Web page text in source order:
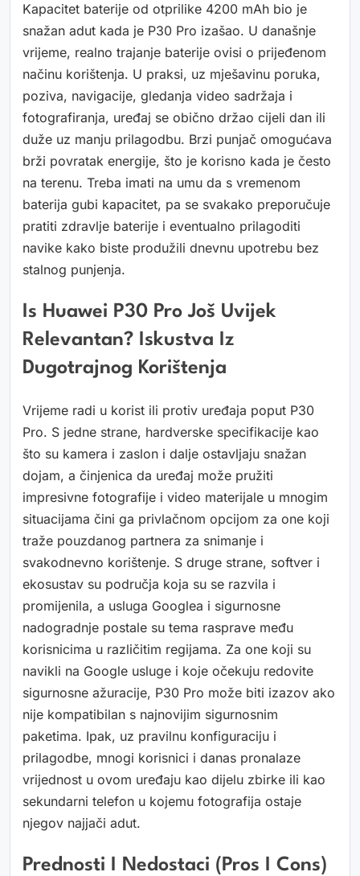
Kapacitet baterije od otprilike 4200 mAh bio je
snažan adut kada je P30 Pro izašao. U današnje
vrijeme, realno trajanje baterije ovisi o prijeđenom
načinu korištenja. U praksi, uz mješavinu poruka,
poziva, navigacije, gledanja video sadržaja i
fotografiranja, uređaj se obično držao cijeli dan ili
duže uz manju prilagodbu. Brzi punjač omogućava
brži povratak energije, što je korisno kada je često
na terenu. Treba imati na umu da s vremenom
baterija gubi kapacitet, pa se svakako preporučuje
pratiti zdravlje baterije i eventualno prilagoditi
navike kako biste produžili dnevnu upotrebu bez
stalnog punjenja.
Is Huawei P30 Pro Još Uvijek
Relevantan? Iskustva Iz
Dugotrajnog Korištenja
Vrijeme radi u korist ili protiv uređaja poput P30
Pro. S jedne strane, hardverske specifikacije kao
što su kamera i zaslon i dalje ostavljaju snažan
dojam, a činjenica da uređaj može pružiti
impresivne fotografije i video materijale u mnogim
situacijama čini ga privlačnom opcijom za one koji
traže pouzdanog partnera za snimanje i
svakodnevno korištenje. S druge strane, softver i
ekosustav su područja koja su se razvila i
promijenila, a usluga Googlea i sigurnosne
nadogradnje postale su tema rasprave među
korisnicima u različitim regijama. Za one koji su
navikli na Google usluge i koje očekuju redovite
sigurnosne ažuracije, P30 Pro može biti izazov ako
nije kompatibilan s najnovijim sigurnosnim
paketima. Ipak, uz pravilnu konfiguraciju i
prilagodbe, mnogi korisnici i danas pronalaze
vrijednost u ovom uređaju kao dijelu zbirke ili kao
sekundarni telefon u kojemu fotografija ostaje
njegov najjači adut.
Prednosti I Nedostaci (Pros I Cons)